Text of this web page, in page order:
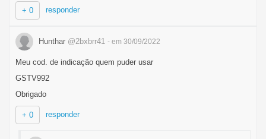
+ 0 responder
Hunthar @2bxbrr41 - em 30/09/2022
Meu cod. de indicação quem puder usar
GSTV992
Obrigado
+ 0 responder